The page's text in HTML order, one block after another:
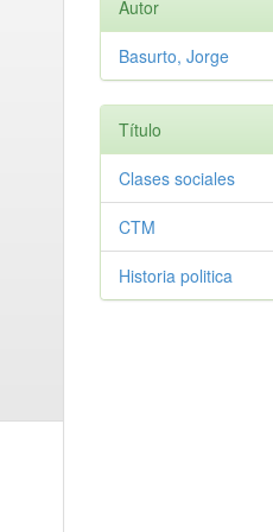
Autor
Basurto, Jorge
Título
Clases sociales
CTM
Historia politica